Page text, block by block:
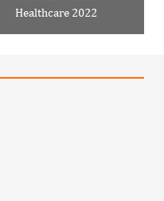
Healthcare 2022